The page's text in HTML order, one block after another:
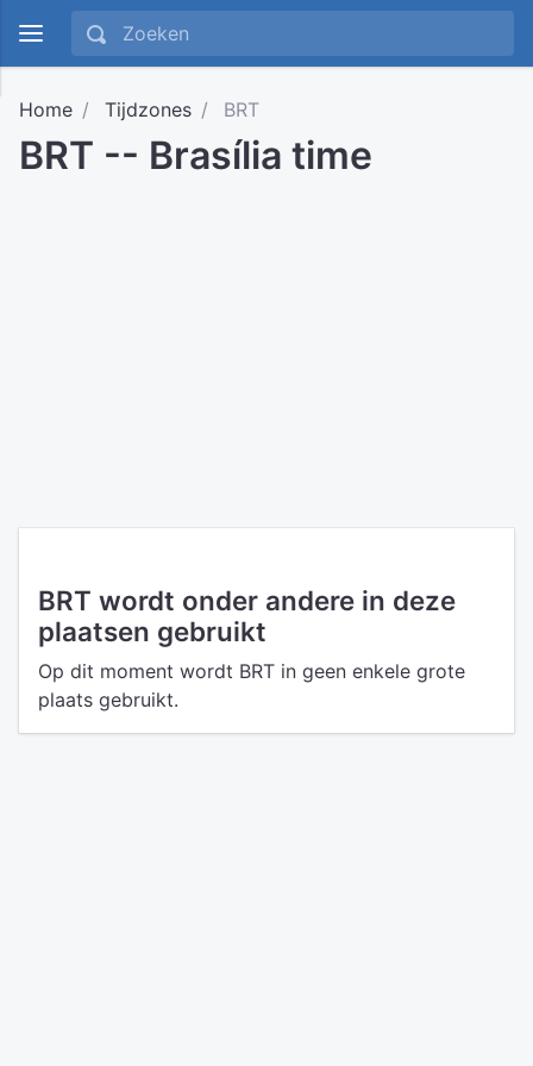
Home Tijdzones BRT
BRT -- Brasília time
BRT wordt onder andere in deze
plaatsen gebruikt
Op dit moment wordt BRT in geen enkele grote
plaats gebruikt.